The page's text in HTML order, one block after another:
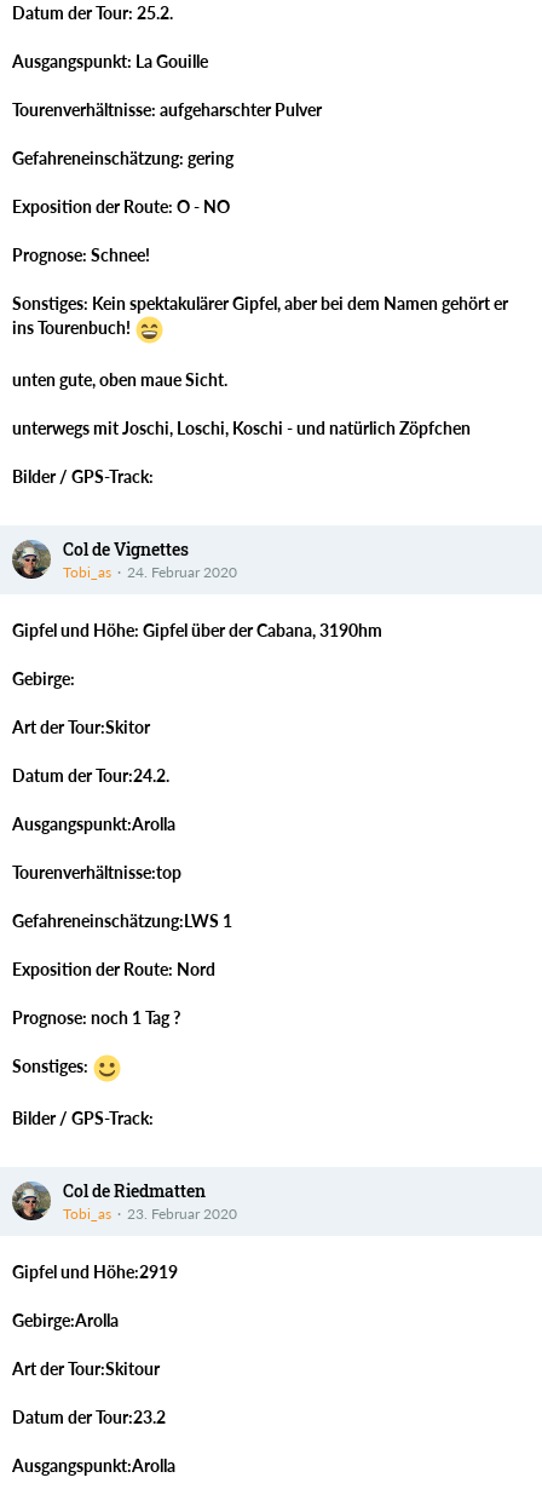
Datum der Tour: 25.2.
Ausgangspunkt: La Gouille
Tourenverhältnisse: aufgeharschter Pulver
Gefahreneinschätzung: gering
Exposition der Route: O - NO
Prognose: Schnee!
Sonstiges: Kein spektakulärer Gipfel, aber bei dem Namen gehört er
ins Tourenbuch!
unten gute, oben maue Sicht.
unterwegs mit Joschi, Loschi, Koschi - und natürlich Zöpfchen
Bilder / GPS-Track:
Col de Vignettes
Tobi_as 24. Februar 2020
Gipfel und Höhe: Gipfel über der Cabana, 3190hm
Gebirge:
Art der Tour:Skitor
Datum der Tour:24.2.
Ausgangspunkt:Arolla
Tourenverhältnisse:top
Gefahreneinschätzung:LWS 1
Exposition der Route: Nord
Prognose: noch 1 Tag ?
Sonstiges:
Bilder / GPS-Track:
Col de Riedmatten
Tobi_as 23. Februar 2020
Gipfel und Höhe:2919
Gebirge:Arolla
Art der Tour:Skitour
Datum der Tour:23.2
Ausgangspunkt:Arolla